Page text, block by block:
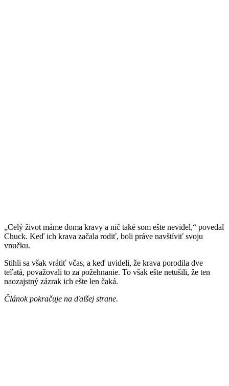
„Celý život máme doma kravy a nič také som ešte nevidel,“ povedal
Chuck. Keď ich krava začala rodiť, boli práve navštíviť svoju
vnučku.
Stihli sa však vrátiť včas, a keď uvideli, že krava porodila dve
teľatá, považovali to za požehnanie. To však ešte netušili, že ten
naozajstný zázrak ich ešte len čaká.
Článok pokračuje na ďalšej strane.